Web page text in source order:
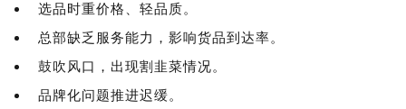
选品时重价格、轻品质。
总部缺乏服务能力，影响货品到达率。
鼓吹风口，出现割韭菜情况。
品牌化问题推进迟缓。